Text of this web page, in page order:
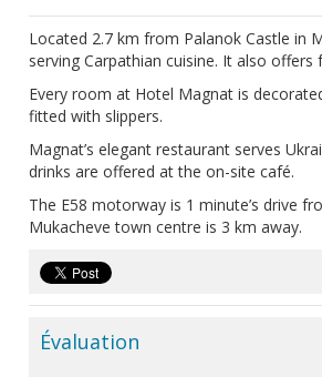
Located 2.7 km from Palanok Castle in
serving Carpathian cuisine. It also
Every room at Hotel Magnat is
fitted with slippers.
Magnat’s elegant restaurant serves
drinks are offered at the on-site café.
The E58 motorway is 1 minute’s drive
Mukacheve town centre is 3 km away.
Évaluation